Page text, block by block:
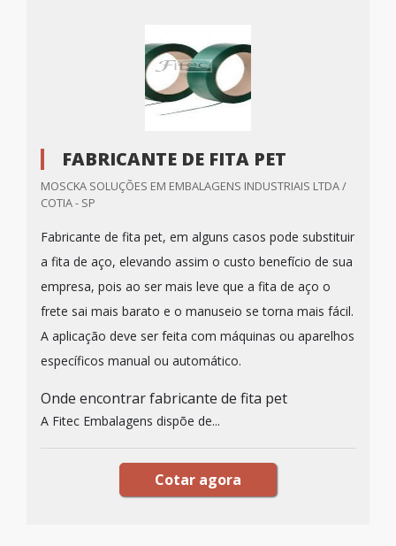
FABRICANTE DE FITA PET
MOSCKA SOLUÇÕES EM EMBALAGENS INDUSTRIAIS LTDA /
COTIA - SP
Fabricante de fita pet, em alguns casos pode substituir
a fita de aço, elevando assim o custo benefício de sua
empresa, pois ao ser mais leve que a fita de aço o
frete sai mais barato e o manuseio se torna mais fácil.
A aplicação deve ser feita com máquinas ou aparelhos
específicos manual ou automático.
Onde encontrar fabricante de fita pet
A Fitec Embalagens dispõe de...
Cotar agora